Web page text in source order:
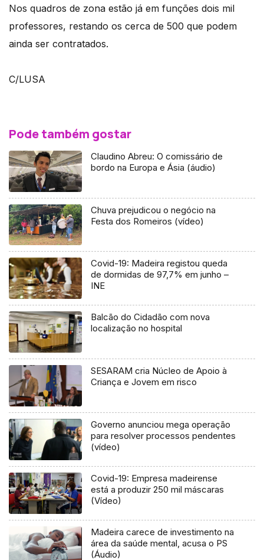
Nos quadros de zona estão já em funções dois mil
professores, restando os cerca de 500 que podem
ainda ser contratados.
C/LUSA
Pode também gostar
Claudino Abreu: O comissário de
bordo na Europa e Ásia (áudio)
Chuva prejudicou o negócio na
Festa dos Romeiros (vídeo)
Covid-19: Madeira registou queda
de dormidas de 97,7% em junho –
INE
Balcão do Cidadão com nova
localização no hospital
SESARAM cria Núcleo de Apoio à
Criança e Jovem em risco
Governo anunciou mega operação
para resolver processos pendentes
(vídeo)
Covid-19: Empresa madeirense
está a produzir 250 mil máscaras
(Vídeo)
Madeira carece de investimento na
área da saúde mental, acusa o PS
(Áudio)